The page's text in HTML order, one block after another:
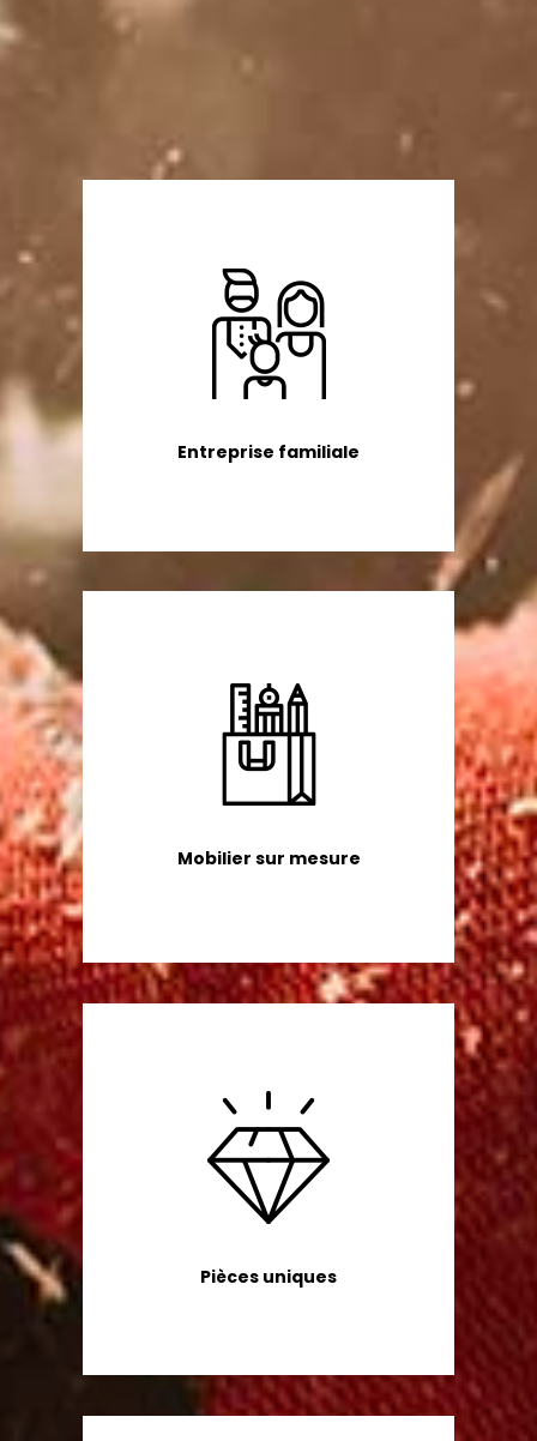
Entreprise familiale
Mobilier sur mesure
Pièces uniques